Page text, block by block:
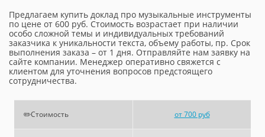
Предлагаем купить доклад про музыкальные инструменты
по цене от 600 руб. Стоимость возрастает при наличии
особо сложной темы и индивидуальных требований
заказчика к уникальности текста, объему работы, пр. Срок
выполнения заказа – от 1 дня. Отправляйте нам заявку на
сайте компании. Менеджер оперативно свяжется с
клиентом для уточнения вопросов предстоящего
сотрудничества.
✏️Стоимость от 700 руб